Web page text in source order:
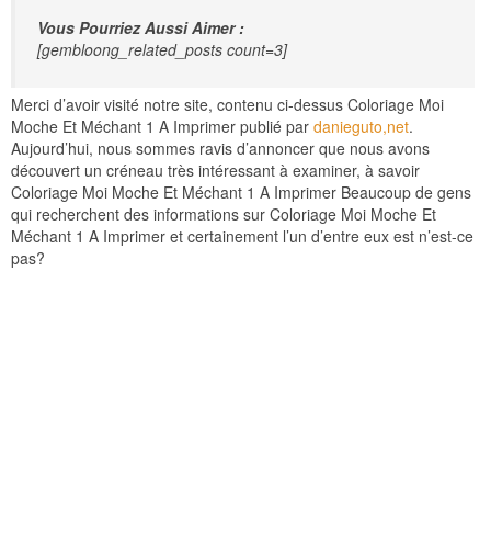
Vous Pourriez Aussi Aimer :
[gembloong_related_posts count=3]
Merci d’avoir visité notre site, contenu ci-dessus Coloriage Moi
Moche Et Méchant 1 A Imprimer publié par danieguto,net.
Aujourd’hui, nous sommes ravis d’annoncer que nous avons
découvert un créneau très intéressant à examiner, à savoir
Coloriage Moi Moche Et Méchant 1 A Imprimer Beaucoup de gens
qui recherchent des informations sur Coloriage Moi Moche Et
Méchant 1 A Imprimer et certainement l’un d’entre eux est n’est-ce
pas?